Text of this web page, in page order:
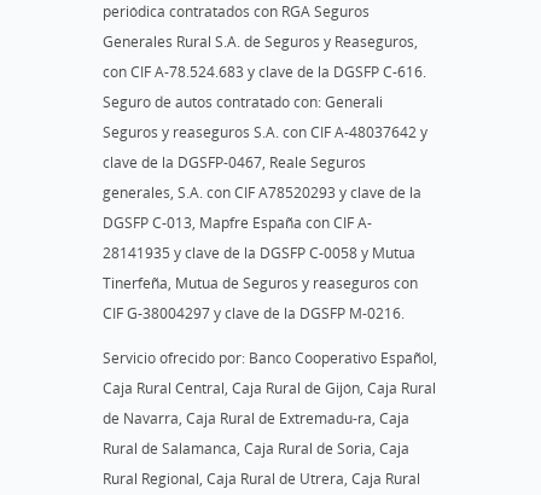
periódica contratados con RGA Seguros
Generales Rural S.A. de Seguros y Reaseguros,
con CIF A-78.524.683 y clave de la DGSFP C-616.
Seguro de autos contratado con: Generali
Seguros y reaseguros S.A. con CIF A-48037642 y
clave de la DGSFP-0467, Reale Seguros
generales, S.A. con CIF A78520293 y clave de la
DGSFP C-013, Mapfre España con CIF A-
28141935 y clave de la DGSFP C-0058 y Mutua
Tinerfeña, Mutua de Seguros y reaseguros con
CIF G-38004297 y clave de la DGSFP M-0216.
Servicio ofrecido por: Banco Cooperativo Español,
Caja Rural Central, Caja Rural de Gijón, Caja Rural
de Navarra, Caja Rural de Extremadu-ra, Caja
Rural de Salamanca, Caja Rural de Soria, Caja
Rural Regional, Caja Rural de Utrera, Caja Rural